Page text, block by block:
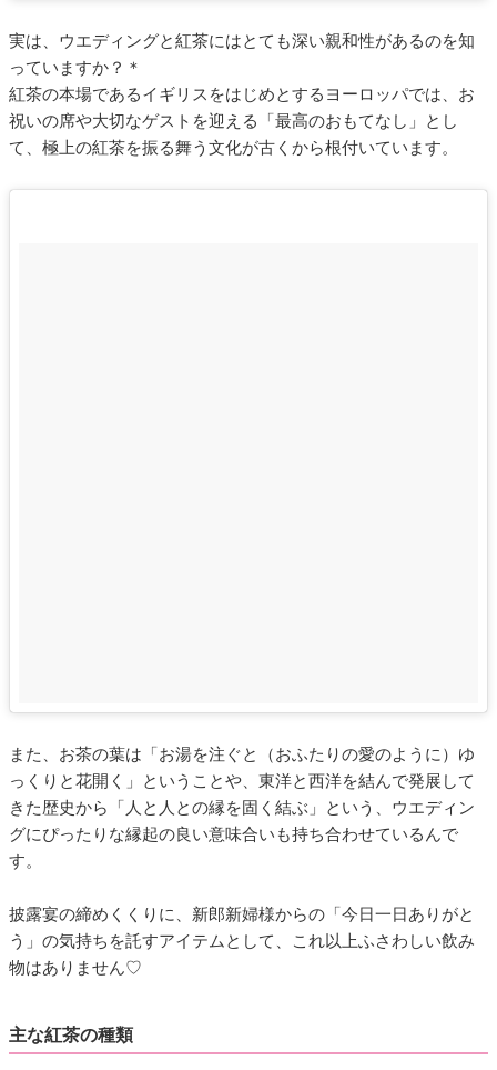
実は、ウエディングと紅茶にはとても深い親和性があるのを知
っていますか？＊
紅茶の本場であるイギリスをはじめとするヨーロッパでは、お
祝いの席や大切なゲストを迎える「最高のおもてなし」とし
て、極上の紅茶を振る舞う文化が古くから根付いています。
また、お茶の葉は「お湯を注ぐと（おふたりの愛のように）ゆ
っくりと花開く」ということや、東洋と西洋を結んで発展して
きた歴史から「人と人との縁を固く結ぶ」という、ウエディン
グにぴったりな縁起の良い意味合いも持ち合わせているんで
す。
披露宴の締めくくりに、新郎新婦様からの「今日一日ありがと
う」の気持ちを託すアイテムとして、これ以上ふさわしい飲み
物はありません♡
主な紅茶の種類